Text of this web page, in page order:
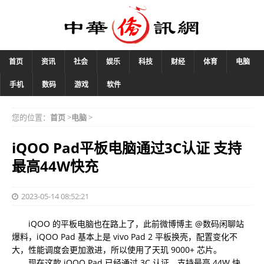
首页 资讯 社会 娱乐 科技 财经 体育 电脑
手机 数码 游戏 软件
您的位置： 首页>电脑>
iQOO Pad平板电脑通过3C认证 支持
最高44W快充
2023-05-14 08:52:21
iQOO 的平板电脑也在路上了，此前微博博主 @数码闲聊站
爆料，iQOO Pad 基本上是 vivo Pad 2 平板换壳，配置变化不
大，性能调度会更加激进，所以使用了天玑 9000+ 芯片。